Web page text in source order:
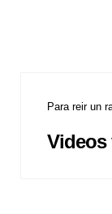
Para reir un
Videos